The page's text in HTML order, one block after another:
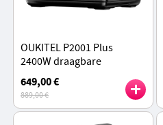
OUKITEL P2001 Plus
2400W draagbare
energiecentrale, 2048Wh
LiFePO4 batterij, 13
stopcontacten, 80%
opladen in 1 uur
649,00 €
889,00 €